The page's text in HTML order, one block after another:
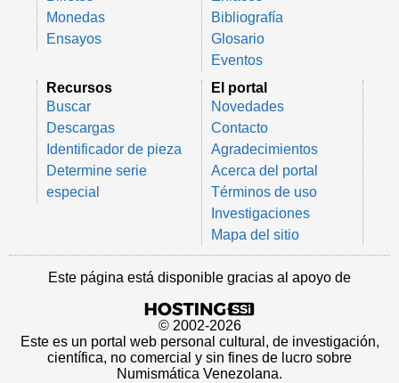
Monedas
Ensayos
Bibliografía
Glosario
Eventos
Recursos
Buscar
Descargas
Identificador de pieza
Determine serie
especial
El portal
Novedades
Contacto
Agradecimientos
Acerca del portal
Términos de uso
Investigaciones
Mapa del sitio
Este página está disponible gracias al apoyo de
© 2002-2026
Este es un portal web personal cultural, de investigación,
científica, no comercial y sin fines de lucro sobre
Numismática Venezolana.